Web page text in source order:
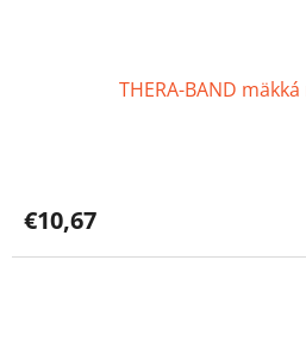
THERA-BAND
produktu
je
5,0
€10,67